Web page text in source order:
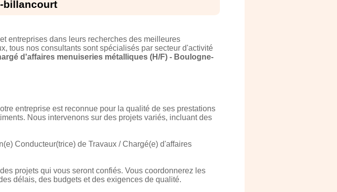
billancourt
entreprises dans leurs recherches des meilleures
tous nos consultants sont spécialisés par secteur d'activité
d'affaires menuiseries métalliques (H/F) - Boulogne-
entreprise est reconnue pour la qualité de ses prestations
Nous intervenons sur des projets variés, incluant des
Conducteur(trice) de Travaux / Chargé(e) d'affaires
projets qui vous seront confiés. Vous coordonnerez les
délais, des budgets et des exigences de qualité.